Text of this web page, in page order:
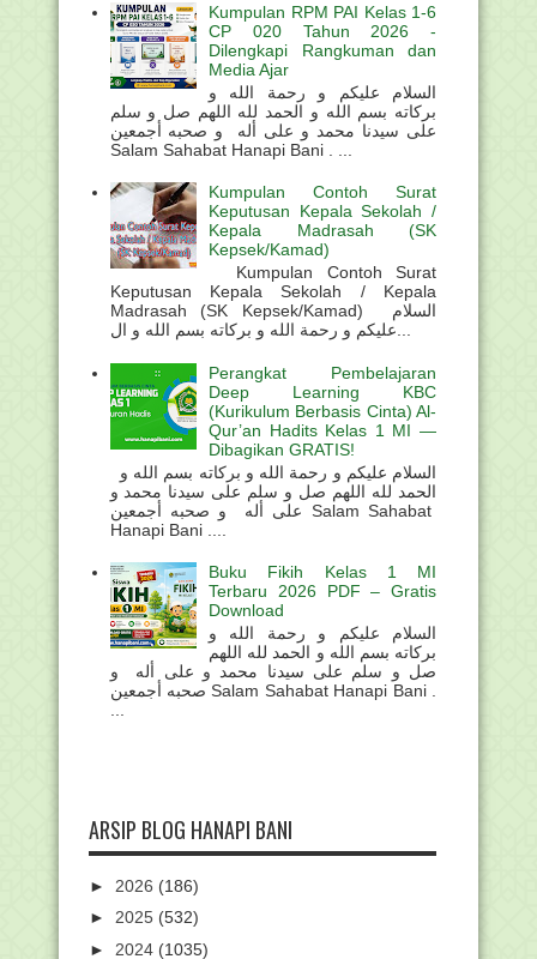
Kumpulan RPM PAI Kelas 1-6
CP 020 Tahun 2026 -
Dilengkapi Rangkuman dan
Media Ajar
السلام عليكم و رحمة الله و
بركاته بسم الله و الحمد لله اللهم صل و سلم
على سيدنا محمد و على أله و صحبه أجمعين
Salam Sahabat Hanapi Bani . ...
Kumpulan Contoh Surat
Keputusan Kepala Sekolah /
Kepala Madrasah (SK
Kepsek/Kamad)
Kumpulan Contoh Surat
Keputusan Kepala Sekolah / Kepala
Madrasah (SK Kepsek/Kamad) السلام
Perangkat Pembelajaran
Deep Learning KBC
(Kurikulum Berbasis Cinta) Al-
Qur’an Hadits Kelas 1 MI —
Dibagikan GRATIS!
الحمد لله اللهم صل و سلم على سيدنا محمد و
على أله و صحبه أجمعين Salam Sahabat
Hanapi Bani ....
Buku Fikih Kelas 1 MI
Terbaru 2026 PDF – Gratis
Download
السلام عليكم و رحمة الله و
بركاته بسم الله و الحمد لله اللهم
صل و سلم على سيدنا محمد و على أله و
صحبه أجمعين Salam Sahabat Hanapi Bani .
ARSIP BLOG HANAPI BANI
► 2026 (186)
► 2025 (532)
► 2024 (1035)